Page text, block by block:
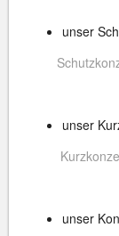
unser
unser
unser